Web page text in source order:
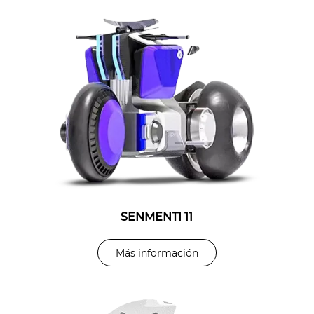
SENMENTI 11
Más información
SK3
Más información
CR5
Más información
CD5
Más información